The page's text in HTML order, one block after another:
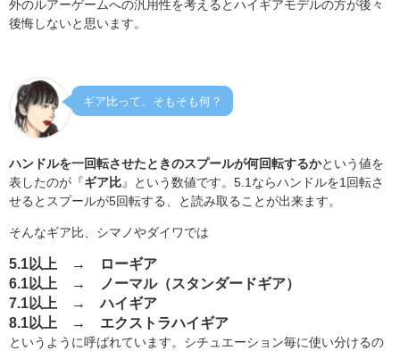
外のルアーゲームへの汎用性を考えるとハイギアモデルの方が後々
後悔しないと思います。
ギア比って、そもそも何？
ハンドルを一回転させたときのスプールが何回転するかという値を
表したのが『 ギア比 』という数値です。5.1ならハンドルを1回転さ
せるとスプールが5回転する、と読み取ることが出来ます。
そんなギア比、シマノやダイワでは
5.1以上 → ローギア
6.1以上 → ノーマル（スタンダードギア）
7.1以上 → ハイギア
8 .1以上 → エクストラハイギア
というように呼ばれています。シチュエーション毎に使い分けるの